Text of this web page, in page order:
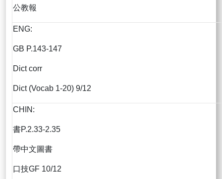
公教報
ENG:
GB P.143-147
Dict corr
Dict (Vocab 1-20) 9/12
CHIN:
書P.2.33-2.35
帶中文圖書
口技GF 10/12